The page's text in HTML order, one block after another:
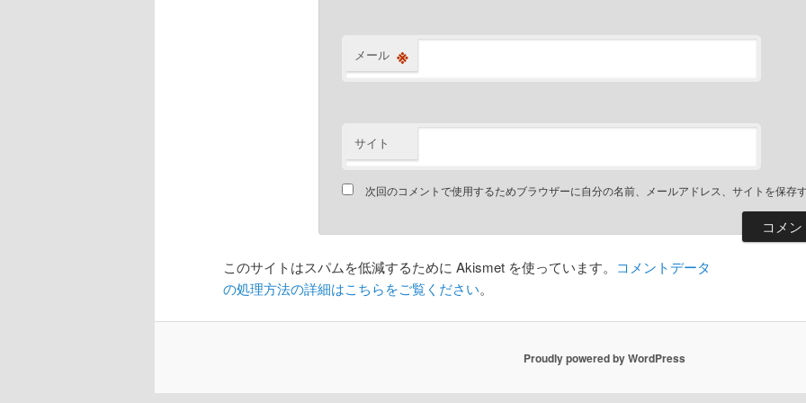
メール ※
サイト
次回のコメントで使用するためブラウザーに自分の名前、メールアドレス、サイトを保存
このサイトはスパムを低減するために Akismet を使っています。 コメントデータ
の処理方法の詳細はこちらをご覧ください。
Proudly powered by WordPress